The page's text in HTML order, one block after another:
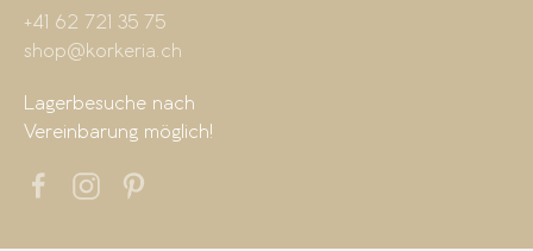
+41 62 721 35 75
shop@korkeria.ch
Lagerbesuche nach
Vereinbarung möglich!